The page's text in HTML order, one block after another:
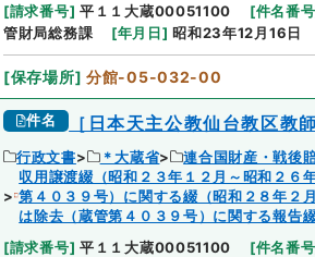
[請求番号] 平１１大蔵00051100 [件名番号
管財局総務課
[年月日] 昭和23年12月16日
[保存場所] 分館-05-032-00
件名 ［日本天主公教仙台教区教
行政文書 ＊大蔵省
連合国財産・戦後
収用譲渡綴（昭和２３年１２月～昭和２６
第４０３９号）に関する綴（昭和２８年２
は除去（蔵管第４０３９号）に関する報告
[請求番号] 平１１大蔵00051100 [件名番号